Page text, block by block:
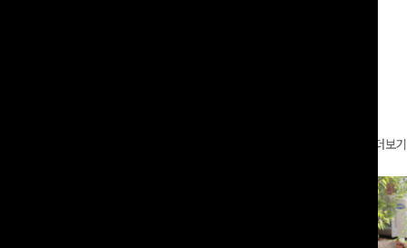
더보기